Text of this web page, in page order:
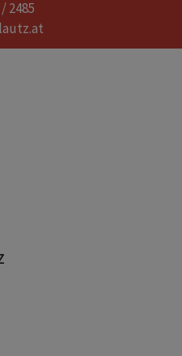
2485